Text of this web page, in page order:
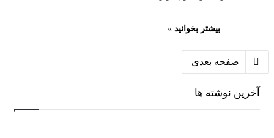
بیشتر بخوانید »
صفحه بعدی
آخرین نوشته ها